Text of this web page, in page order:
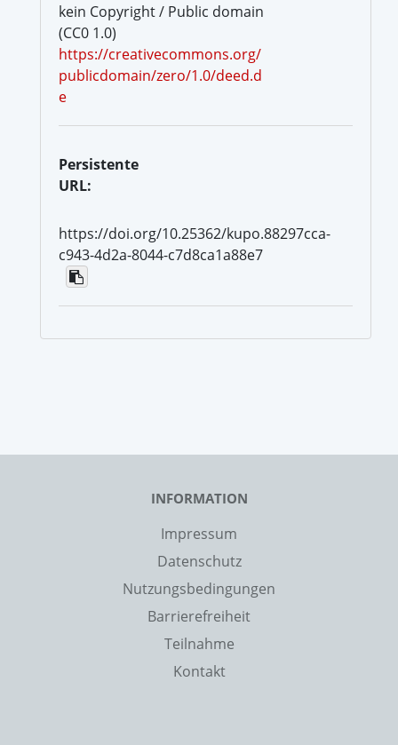
kein Copyright / Public domain
(CC0 1.0)
https://creativecommons.org/
publicdomain/zero/1.0/deed.d
e
Persistente
URL:
https://doi.org/10.25362/kupo.88297cca-
c943-4d2a-8044-c7d8ca1a88e7
INFORMATION
Impressum
Datenschutz
Nutzungsbedingungen
Barrierefreiheit
Teilnahme
Kontakt